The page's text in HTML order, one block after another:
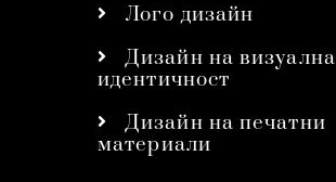
Лого дизайн
Дизайн на визуална
идентичност
Дизайн на печатни
материали